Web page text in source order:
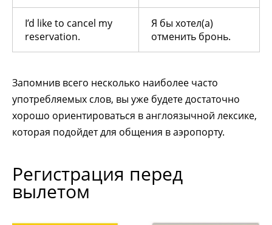
I’d like to cancel my
reservation.
Я бы хотел(а)
отменить бронь.
Запомнив всего несколько наиболее часто
употребляемых слов, вы уже будете достаточно
хорошо ориентироваться в англоязычной лексике,
которая подойдет для общения в аэропорту.
Регистрация перед
вылетом